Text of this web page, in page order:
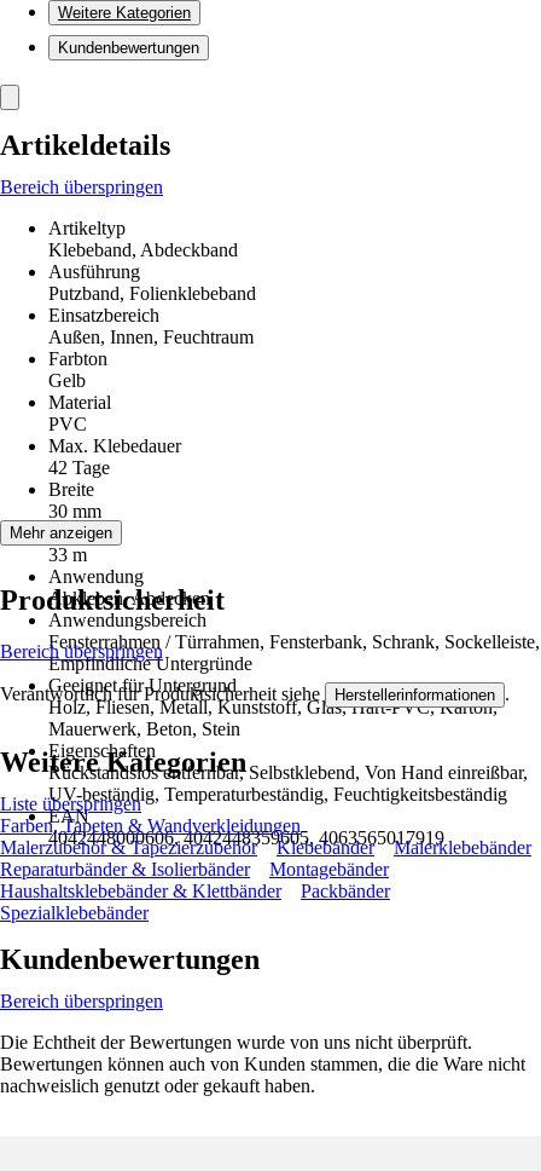
Weitere Kategorien
Kundenbewertungen
Artikeldetails
Bereich überspringen
Artikeltyp
Klebeband, Abdeckband
Ausführung
Putzband, Folienklebeband
Einsatzbereich
Außen, Innen, Feuchtraum
Farbton
Gelb
Material
PVC
Max. Klebedauer
42 Tage
Breite
30 mm
Länge
33 m
Anwendung
Abkleben, Abdecken
Anwendungsbereich
Fensterrahmen / Türrahmen, Fensterbank, Schrank, Sockelleiste,
Empfindliche Untergründe
Geeignet für Untergrund
Holz, Fliesen, Metall, Kunststoff, Glas, Hart-PVC, Karton,
Mauerwerk, Beton, Stein
Eigenschaften
Rückstandslos entfernbar, Selbstklebend, Von Hand einreißbar,
UV-beständig, Temperaturbeständig, Feuchtigkeitsbeständig
EAN
4042448000606, 4042448359605, 4063565017919
Mehr anzeigen
Produktsicherheit
Bereich überspringen
Verantwortlich für Produktsicherheit siehe Herstellerinformationen .
Weitere Kategorien
Liste überspringen
Farben, Tapeten & Wandverkleidungen
Malerzubehör & Tapezierzubehör
Klebebänder
Malerklebebänder
Reparaturbänder & Isolierbänder
Montagebänder
Haushaltsklebebänder & Klettbänder
Packbänder
Spezialklebebänder
Kundenbewertungen
Bereich überspringen
Die Echtheit der Bewertungen wurde von uns nicht überprüft.
Bewertungen können auch von Kunden stammen, die die Ware nicht
nachweislich genutzt oder gekauft haben.